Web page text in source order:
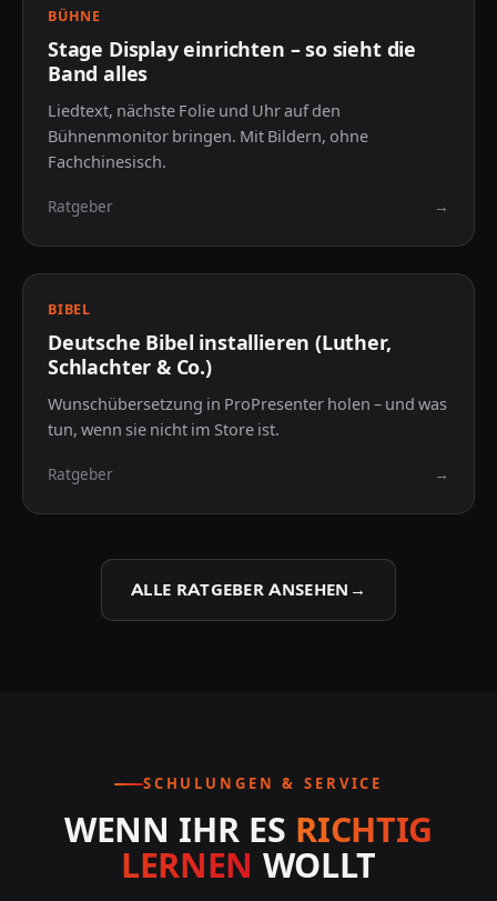
Schritt für Schritt
BÜHNE
Stage Display einrichten – so sieht die
Band alles
Liedtext, nächste Folie und Uhr auf den
Bühnenmonitor bringen. Mit Bildern, ohne
Fachchinesisch.
Ratgeber →
Beliebt
BIBEL
Deutsche Bibel installieren (Luther,
Schlachter & Co.)
Wunschübersetzung in ProPresenter holen – und was
tun, wenn sie nicht im Store ist.
Ratgeber →
ALLE RATGEBER ANSEHEN →
SCHULUNGEN & SERVICE
WENN IHR ES RICHTIG
LERNEN WOLLT